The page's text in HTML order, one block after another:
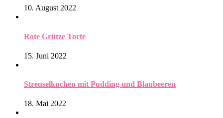
10. August 2022
Rote Grütze Torte
15. Juni 2022
Streuselkuchen mit Pudding und Blaubeeren
18. Mai 2022